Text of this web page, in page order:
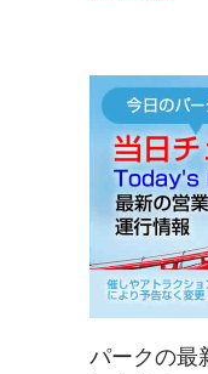
パークの最